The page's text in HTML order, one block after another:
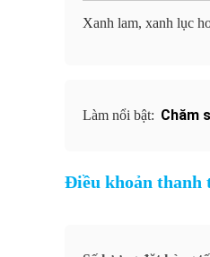
Xanh lam, xanh lục
Làm nổi bật: Chăm
Điều khoản thanh